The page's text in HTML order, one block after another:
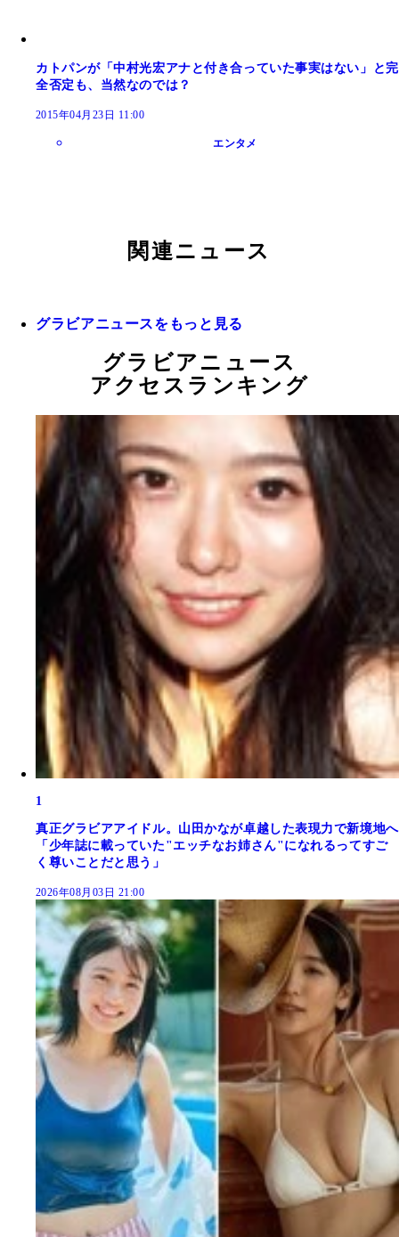
カトパンが「中村光宏アナと付き合っていた事実はない」と完
全否定も、当然なのでは？
2015年04月23日 11:00
エンタメ
関連ニュース
グラビアニュースをもっと見る
グラビアニュース
アクセスランキング
1
真正グラビアアイドル。山田かなが卓越した表現力で新境地へ
「少年誌に載っていた"エッチなお姉さん"になれるってすご
く尊いことだと思う」
2026年08月03日 21:00